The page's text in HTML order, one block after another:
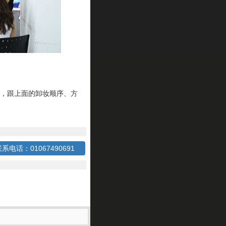
跟上面的卸妆顺序、方
系电话：01067490691